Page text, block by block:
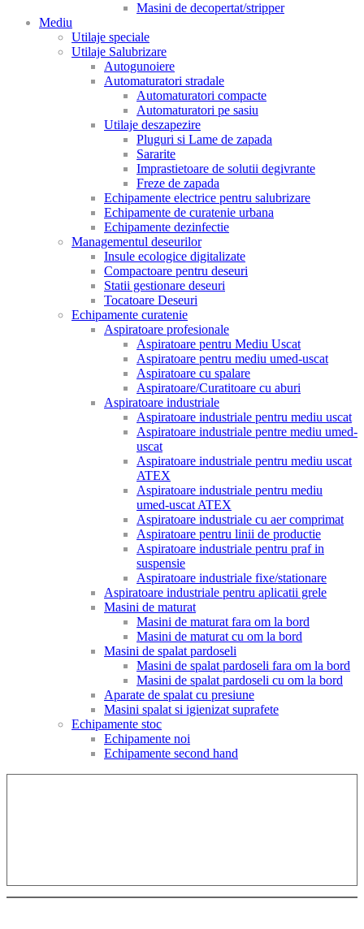
Masini de decopertat/stripper
Mediu
Utilaje speciale
Utilaje Salubrizare
Autogunoiere
Automaturatori stradale
Automaturatori compacte
Automaturatori pe sasiu
Utilaje deszapezire
Pluguri si Lame de zapada
Sararite
Imprastietoare de solutii degivrante
Freze de zapada
Echipamente electrice pentru salubrizare
Echipamente de curatenie urbana
Echipamente dezinfectie
Managementul deseurilor
Insule ecologice digitalizate
Compactoare pentru deseuri
Statii gestionare deseuri
Tocatoare Deseuri
Echipamente curatenie
Aspiratoare profesionale
Aspiratoare pentru Mediu Uscat
Aspiratoare pentru mediu umed-uscat
Aspiratoare cu spalare
Aspiratoare/Curatitoare cu aburi
Aspiratoare industriale
Aspiratoare industriale pentru mediu uscat
Aspiratoare industriale pentre mediu umed-
uscat
Aspiratoare industriale pentru mediu uscat
ATEX
Aspiratoare industriale pentru mediu
umed-uscat ATEX
Aspiratoare industriale cu aer comprimat
Aspiratoare pentru linii de productie
Aspiratoare industriale pentru praf in
suspensie
Aspiratoare industriale fixe/stationare
Aspiratoare industriale pentru aplicatii grele
Masini de maturat
Masini de maturat fara om la bord
Masini de maturat cu om la bord
Masini de spalat pardoseli
Masini de spalat pardoseli fara om la bord
Masini de spalat pardoseli cu om la bord
Aparate de spalat cu presiune
Masini spalat si igienizat suprafete
Echipamente stoc
Echipamente noi
Echipamente second hand